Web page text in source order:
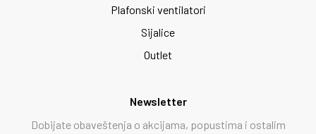
Plafonski ventilatori
Sijalice
Outlet
Newsletter
Dobijate obaveštenja o akcijama, popustima i ostalim